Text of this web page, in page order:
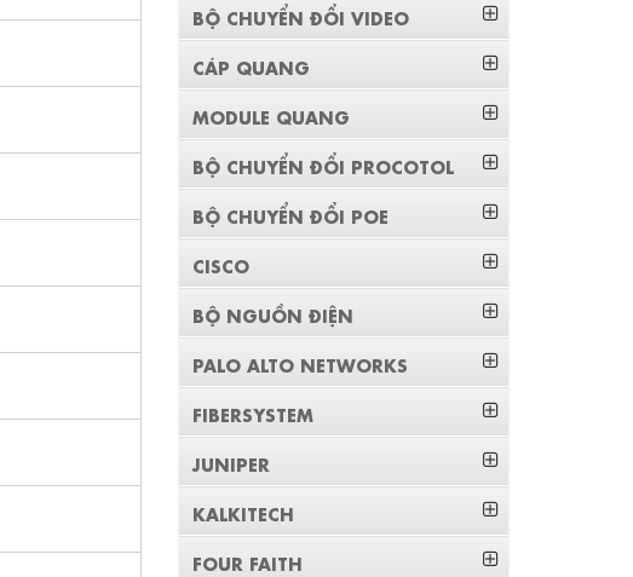
BỘ CHUYỂN ĐỔI VIDEO
CÁP QUANG
MODULE QUANG
BỘ CHUYỂN ĐỔI PROCOTOL
BỘ CHUYỂN ĐỔI POE
CISCO
BỘ NGUỒN ĐIỆN
PALO ALTO NETWORKS
FIBERSYSTEM
JUNIPER
KALKITECH
FOUR FAITH